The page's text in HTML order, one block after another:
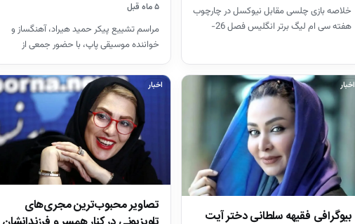
خلاصه بازی چلسی مقابل نیوکسل در چارچوب
هفته سی ام لیگ برتر انگلیس فصل 26-
۵ ماه قبل
مراسم تشییع پیکر حمید هیراد، آهنگساز و
خواننده موسیقی پاپ، با حضور جمعی از
هنرمندان در قطعه هنرمندان…
اخبار
بیوگرافی فقیهه سلطانی دختر آیت
اخبار
تصاویر محبوب‌ترین مجری‌های